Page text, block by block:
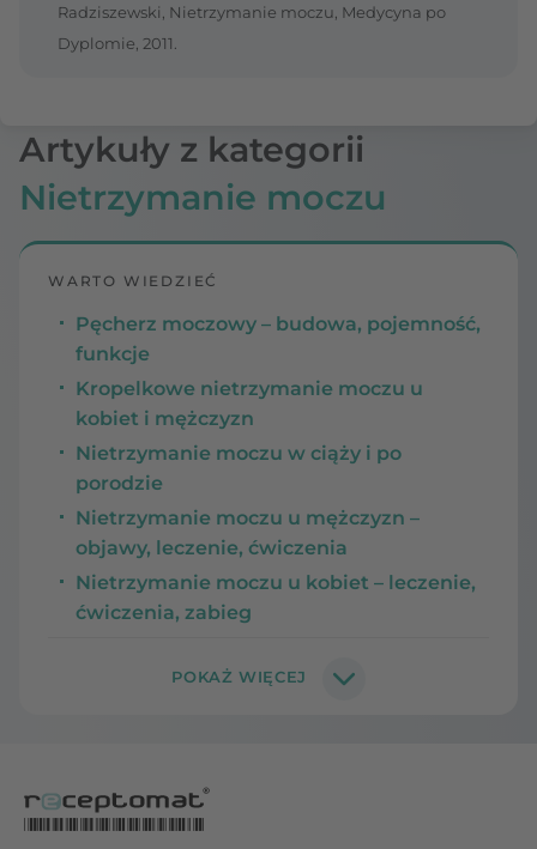
Radziszewski, Nietrzymanie moczu, Medycyna po
Dyplomie, 2011.
Artykuły z kategorii
Nietrzymanie moczu
WARTO WIEDZIEĆ
Pęcherz moczowy – budowa, pojemność,
funkcje
Kropelkowe nietrzymanie moczu u
kobiet i mężczyzn
Nietrzymanie moczu w ciąży i po
porodzie
Nietrzymanie moczu u mężczyzn –
objawy, leczenie, ćwiczenia
Nietrzymanie moczu u kobiet – leczenie,
ćwiczenia, zabieg